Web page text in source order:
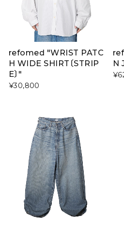
refomed "WRIST PATC
H WIDE SHIRT〔STRIP
E〕"
¥30,800
N